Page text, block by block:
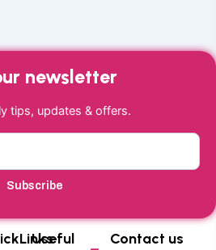
newsletter
tips, updates & offers.
Subscribe
Useful
Contact us